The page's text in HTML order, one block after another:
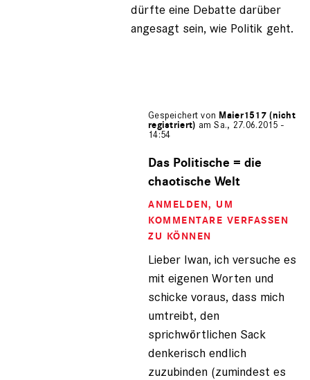
dürfte eine Debatte darüber
angesagt sein, wie Politik geht.
Gespeichert von Maier1517 (nicht
registriert) am Sa., 27.06.2015 -
14:54
auf
von
Iwan
der
Schre…
registriert)
Das Politische = die
chaotische Welt
ANMELDEN, UM
KOMMENTARE VERFASSEN
ZU KÖNNEN
Lieber Iwan, ich versuche es
mit eigenen Worten und
schicke voraus, dass mich
umtreibt, den
sprichwörtlichen Sack
denkerisch endlich
zuzubinden (zumindest es